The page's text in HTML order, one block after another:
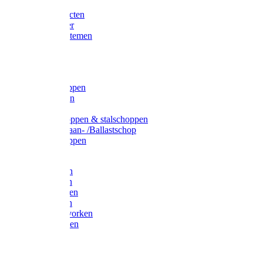
Tuin producten
Fruitplukker
Ophangsystemen
Betonschoppen
Schepbatsen
Ballastschoppen & stalschoppen
Slijtsrip Graan- /Ballastschop
Graanschoppen
Hooivorken
Mestvorken
Bietenvorken
Maisvorken
Aardappelvorken
Vijgenvorken